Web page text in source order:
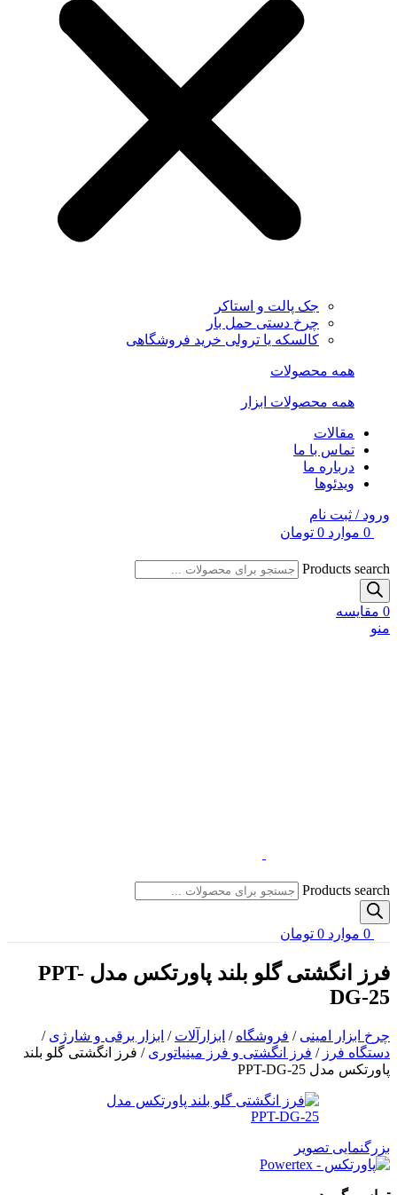
جک پالت و استاکر
چرخ دستی حمل بار
کالسکه یا ترولی خرید فروشگاهی
همه محصولات
همه محصولات ابزار
مقالات
تماس با ما
درباره ما
ویدئوها
ورود / ثبت نام
0 موارد 0 تومان
Products search
0 مقایسه
منو
Products search
0 موارد 0 تومان
فرز انگشتی گلو بلند پاورتکس مدل PPT-
DG-25
چرخ ابزار امینی / فروشگاه / ابزارآلات / ابزار برقی و شارژی /
دستگاه فرز / فرز انگشتی و فرز مینیاتوری / فرز انگشتی گلو بلند
پاورتکس مدل PPT-DG-25
بزرگنمایی تصویر